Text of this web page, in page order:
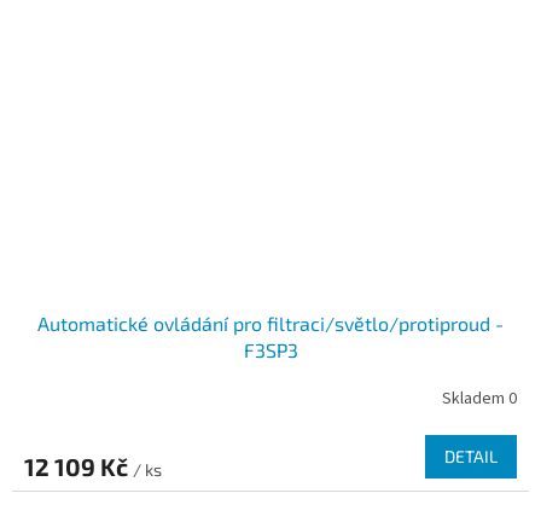
Automatické ovládání pro filtraci/světlo/protiproud -
F3SP3
Skladem 0
12 109 Kč / ks
DETAIL